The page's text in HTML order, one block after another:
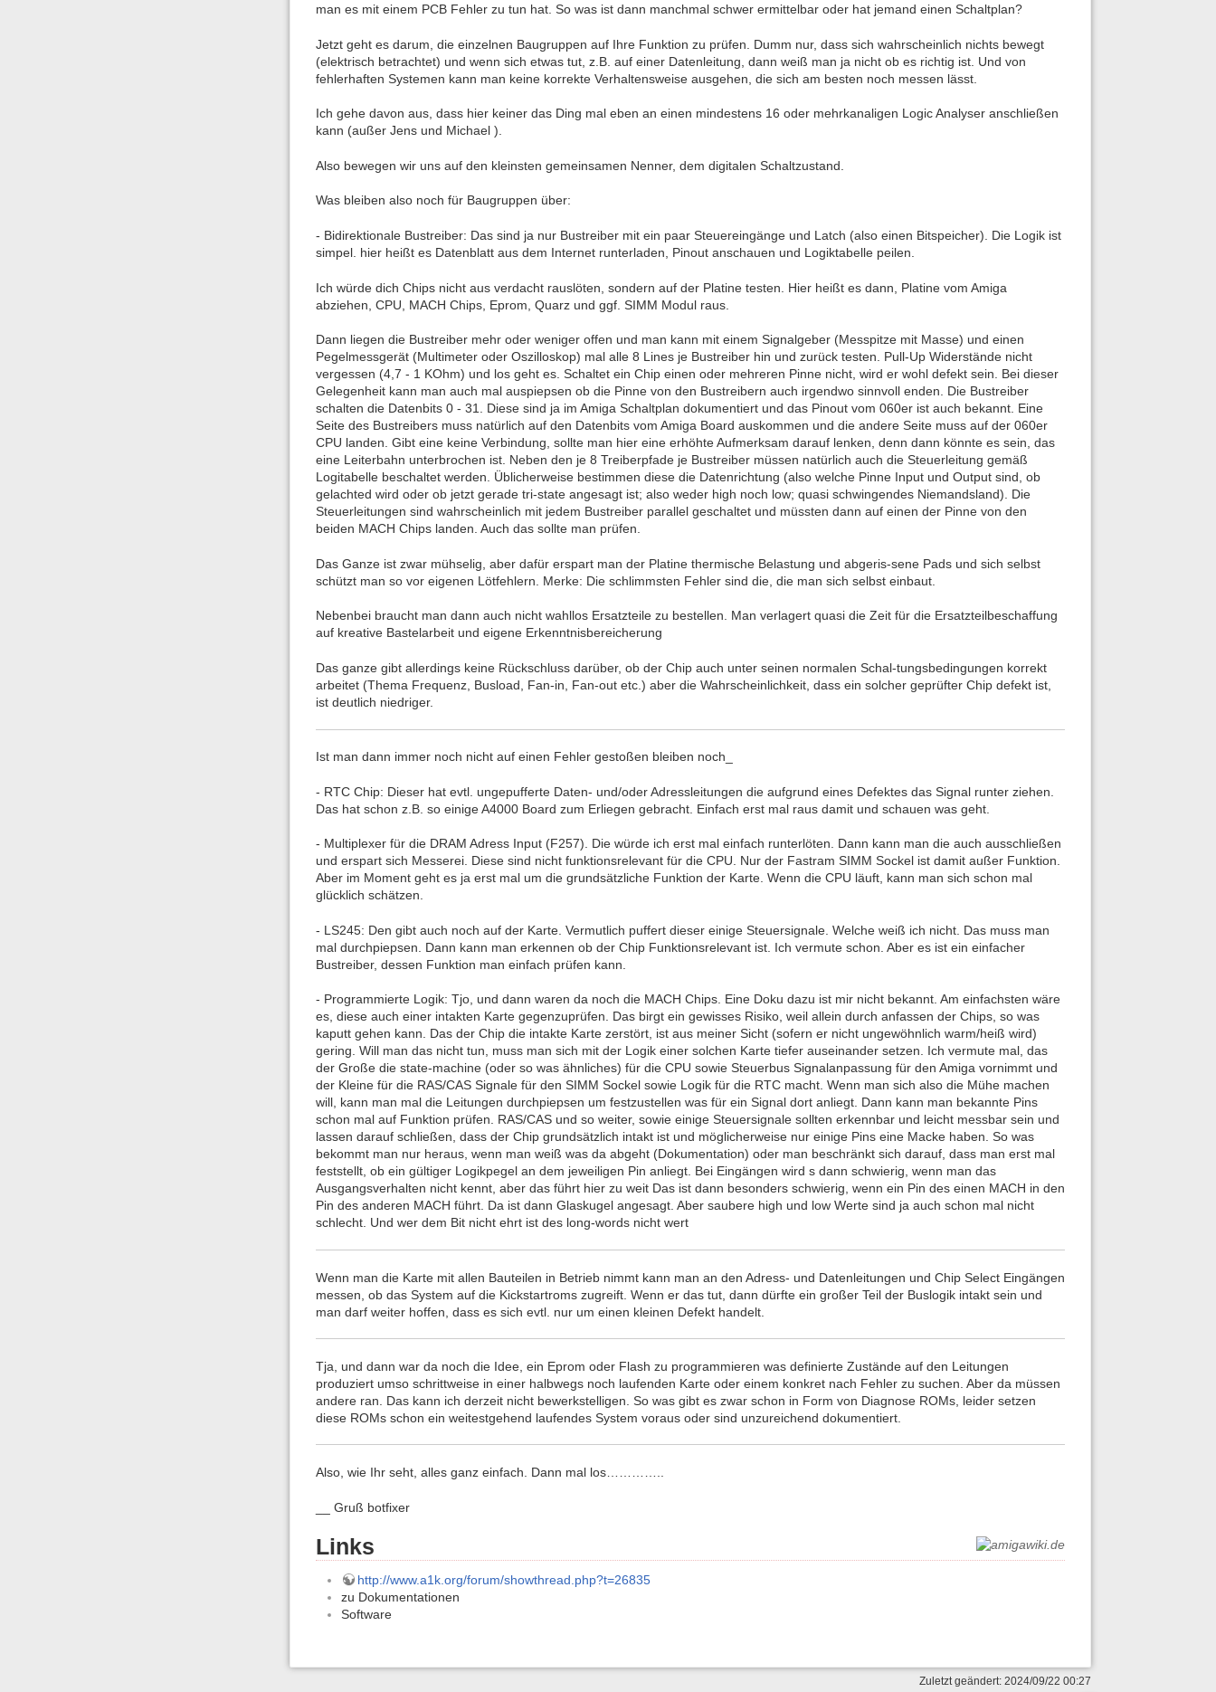
man es mit einem PCB Fehler zu tun hat. So was ist dann manchmal schwer ermittelbar oder hat jemand einen Schaltplan?
Jetzt geht es darum, die einzelnen Baugruppen auf Ihre Funktion zu prüfen. Dumm nur, dass sich wahrscheinlich nichts bewegt
(elektrisch betrachtet) und wenn sich etwas tut, z.B. auf einer Datenleitung, dann weiß man ja nicht ob es richtig ist. Und von
fehlerhaften Systemen kann man keine korrekte Verhaltensweise ausgehen, die sich am besten noch messen lässt.
Ich gehe davon aus, dass hier keiner das Ding mal eben an einen mindestens 16 oder mehrkanaligen Logic Analyser anschließen
kann (außer Jens und Michael ).
Also bewegen wir uns auf den kleinsten gemeinsamen Nenner, dem digitalen Schaltzustand.
Was bleiben also noch für Baugruppen über:
- Bidirektionale Bustreiber: Das sind ja nur Bustreiber mit ein paar Steuereingänge und Latch (also einen Bitspeicher). Die Logik ist
simpel. hier heißt es Datenblatt aus dem Internet runterladen, Pinout anschauen und Logiktabelle peilen.
Ich würde dich Chips nicht aus verdacht rauslöten, sondern auf der Platine testen. Hier heißt es dann, Platine vom Amiga
abziehen, CPU, MACH Chips, Eprom, Quarz und ggf. SIMM Modul raus.
Dann liegen die Bustreiber mehr oder weniger offen und man kann mit einem Signalgeber (Messpitze mit Masse) und einen
Pegelmessgerät (Multimeter oder Oszilloskop) mal alle 8 Lines je Bustreiber hin und zurück testen. Pull-Up Widerstände nicht
vergessen (4,7 - 1 KOhm) und los geht es. Schaltet ein Chip einen oder mehreren Pinne nicht, wird er wohl defekt sein. Bei dieser
Gelegenheit kann man auch mal auspiepsen ob die Pinne von den Bustreibern auch irgendwo sinnvoll enden. Die Bustreiber
schalten die Datenbits 0 - 31. Diese sind ja im Amiga Schaltplan dokumentiert und das Pinout vom 060er ist auch bekannt. Eine
Seite des Bustreibers muss natürlich auf den Datenbits vom Amiga Board auskommen und die andere Seite muss auf der 060er
CPU landen. Gibt eine keine Verbindung, sollte man hier eine erhöhte Aufmerksam darauf lenken, denn dann könnte es sein, das
eine Leiterbahn unterbrochen ist. Neben den je 8 Treiberpfade je Bustreiber müssen natürlich auch die Steuerleitung gemäß
Logitabelle beschaltet werden. Üblicherweise bestimmen diese die Datenrichtung (also welche Pinne Input und Output sind, ob
gelachted wird oder ob jetzt gerade tri-state angesagt ist; also weder high noch low; quasi schwingendes Niemandsland). Die
Steuerleitungen sind wahrscheinlich mit jedem Bustreiber parallel geschaltet und müssten dann auf einen der Pinne von den
beiden MACH Chips landen. Auch das sollte man prüfen.
Das Ganze ist zwar mühselig, aber dafür erspart man der Platine thermische Belastung und abgeris-sene Pads und sich selbst
schützt man so vor eigenen Lötfehlern. Merke: Die schlimmsten Fehler sind die, die man sich selbst einbaut.
Nebenbei braucht man dann auch nicht wahllos Ersatzteile zu bestellen. Man verlagert quasi die Zeit für die Ersatzteilbeschaffung
auf kreative Bastelarbeit und eigene Erkenntnisbereicherung
Das ganze gibt allerdings keine Rückschluss darüber, ob der Chip auch unter seinen normalen Schal-tungsbedingungen korrekt
arbeitet (Thema Frequenz, Busload, Fan-in, Fan-out etc.) aber die Wahrscheinlichkeit, dass ein solcher geprüfter Chip defekt ist,
ist deutlich niedriger.
Ist man dann immer noch nicht auf einen Fehler gestoßen bleiben noch_
- RTC Chip: Dieser hat evtl. ungepufferte Daten- und/oder Adressleitungen die aufgrund eines Defektes das Signal runter ziehen.
Das hat schon z.B. so einige A4000 Board zum Erliegen gebracht. Einfach erst mal raus damit und schauen was geht.
- Multiplexer für die DRAM Adress Input (F257). Die würde ich erst mal einfach runterlöten. Dann kann man die auch ausschließen
und erspart sich Messerei. Diese sind nicht funktionsrelevant für die CPU. Nur der Fastram SIMM Sockel ist damit außer Funktion.
Aber im Moment geht es ja erst mal um die grundsätzliche Funktion der Karte. Wenn die CPU läuft, kann man sich schon mal
glücklich schätzen.
- LS245: Den gibt auch noch auf der Karte. Vermutlich puffert dieser einige Steuersignale. Welche weiß ich nicht. Das muss man
mal durchpiepsen. Dann kann man erkennen ob der Chip Funktionsrelevant ist. Ich vermute schon. Aber es ist ein einfacher
Bustreiber, dessen Funktion man einfach prüfen kann.
- Programmierte Logik: Tjo, und dann waren da noch die MACH Chips. Eine Doku dazu ist mir nicht bekannt. Am einfachsten wäre
es, diese auch einer intakten Karte gegenzuprüfen. Das birgt ein gewisses Risiko, weil allein durch anfassen der Chips, so was
kaputt gehen kann. Das der Chip die intakte Karte zerstört, ist aus meiner Sicht (sofern er nicht ungewöhnlich warm/heiß wird)
gering. Will man das nicht tun, muss man sich mit der Logik einer solchen Karte tiefer auseinander setzen. Ich vermute mal, das
der Große die state-machine (oder so was ähnliches) für die CPU sowie Steuerbus Signalanpassung für den Amiga vornimmt und
der Kleine für die RAS/CAS Signale für den SIMM Sockel sowie Logik für die RTC macht. Wenn man sich also die Mühe machen
will, kann man mal die Leitungen durchpiepsen um festzustellen was für ein Signal dort anliegt. Dann kann man bekannte Pins
schon mal auf Funktion prüfen. RAS/CAS und so weiter, sowie einige Steuersignale sollten erkennbar und leicht messbar sein und
lassen darauf schließen, dass der Chip grundsätzlich intakt ist und möglicherweise nur einige Pins eine Macke haben. So was
bekommt man nur heraus, wenn man weiß was da abgeht (Dokumentation) oder man beschränkt sich darauf, dass man erst mal
feststellt, ob ein gültiger Logikpegel an dem jeweiligen Pin anliegt. Bei Eingängen wird s dann schwierig, wenn man das
Ausgangsverhalten nicht kennt, aber das führt hier zu weit Das ist dann besonders schwierig, wenn ein Pin des einen MACH in den
Pin des anderen MACH führt. Da ist dann Glaskugel angesagt. Aber saubere high und low Werte sind ja auch schon mal nicht
schlecht. Und wer dem Bit nicht ehrt ist des long-words nicht wert
Wenn man die Karte mit allen Bauteilen in Betrieb nimmt kann man an den Adress- und Datenleitungen und Chip Select Eingängen
messen, ob das System auf die Kickstartroms zugreift. Wenn er das tut, dann dürfte ein großer Teil der Buslogik intakt sein und
man darf weiter hoffen, dass es sich evtl. nur um einen kleinen Defekt handelt.
Tja, und dann war da noch die Idee, ein Eprom oder Flash zu programmieren was definierte Zustände auf den Leitungen
produziert umso schrittweise in einer halbwegs noch laufenden Karte oder einem konkret nach Fehler zu suchen. Aber da müssen
andere ran. Das kann ich derzeit nicht bewerkstelligen. So was gibt es zwar schon in Form von Diagnose ROMs, leider setzen
diese ROMs schon ein weitestgehend laufendes System voraus oder sind unzureichend dokumentiert.
Also, wie Ihr seht, alles ganz einfach. Dann mal los…………..
__ Gruß botfixer
Links
http://www.a1k.org/forum/showthread.php?t=26835
zu Dokumentationen
Software
Zuletzt geändert: 2024/09/22 00:27